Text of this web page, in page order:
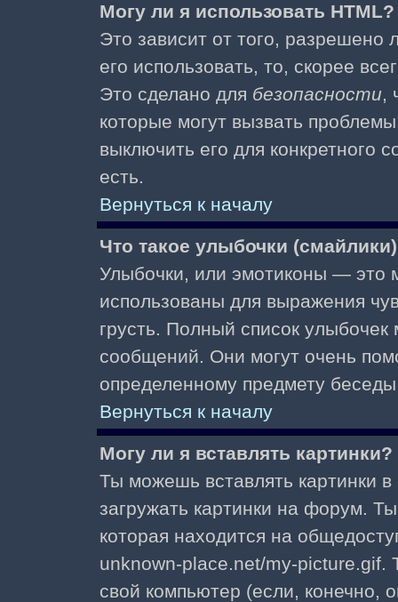
Могу ли я использовать HTML?
Это зависит от того,
его использовать, то, скорее
Это сделано для безопасности,
которые могут вызвать
выключить его для конкретного
есть.
Вернуться к началу
Что такое улыбочки
Улыбочки, или эмотиконы — это
использованы для выражения
грусть. Полный список
сообщений. Они могут очень
определенному предмету
Вернуться к началу
Могу ли я вставлять картинки?
Ты можешь вставлять картинки
загружать картинки на форум.
которая находится на
unknown-place.net/my-picture.gif.
свой компьютер (если, конечно,